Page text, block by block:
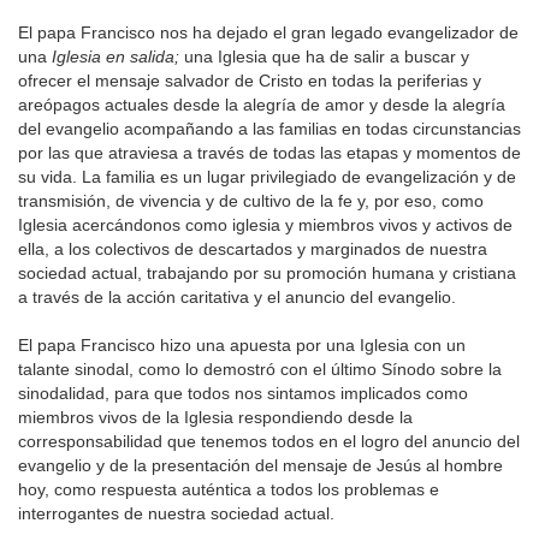
El papa Francisco nos ha dejado el gran legado evangelizador de
una Iglesia en salida; una Iglesia que ha de salir a buscar y
ofrecer el mensaje salvador de Cristo en todas la periferias y
areópagos actuales desde la alegría de amor y desde la alegría
del evangelio acompañando a las familias en todas circunstancias
por las que atraviesa a través de todas las etapas y momentos de
su vida. La familia es un lugar privilegiado de evangelización y de
transmisión, de vivencia y de cultivo de la fe y, por eso, como
Iglesia acercándonos como iglesia y miembros vivos y activos de
ella, a los colectivos de descartados y marginados de nuestra
sociedad actual, trabajando por su promoción humana y cristiana
a través de la acción caritativa y el anuncio del evangelio.
El papa Francisco hizo una apuesta por una Iglesia con un
talante sinodal, como lo demostró con el último Sínodo sobre la
sinodalidad, para que todos nos sintamos implicados como
miembros vivos de la Iglesia respondiendo desde la
corresponsabilidad que tenemos todos en el logro del anuncio del
evangelio y de la presentación del mensaje de Jesús al hombre
hoy, como respuesta auténtica a todos los problemas e
interrogantes de nuestra sociedad actual.